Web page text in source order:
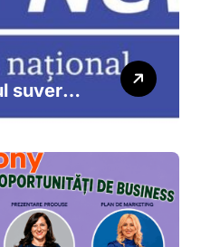
suveran
cu